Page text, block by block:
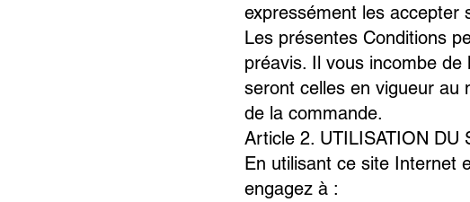
expressément les accepter
Les présentes Conditions
préavis. Il vous incombe
seront celles en vigueur au
de la commande.
Article 2. UTILISATION DU
En utilisant ce site Internet
engagez à :